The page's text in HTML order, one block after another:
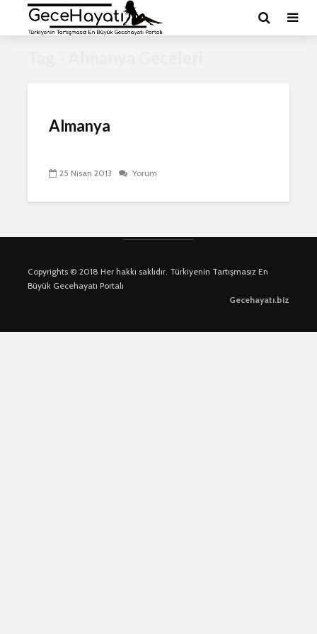
Almanya
25 Nisan 2013 Yorum
Copyrights © 2018 Her hakkı saklıdır. Türkiyenin Tartışmasız En
Büyük Gecehayatı Portalı
Gecehayatı.biz